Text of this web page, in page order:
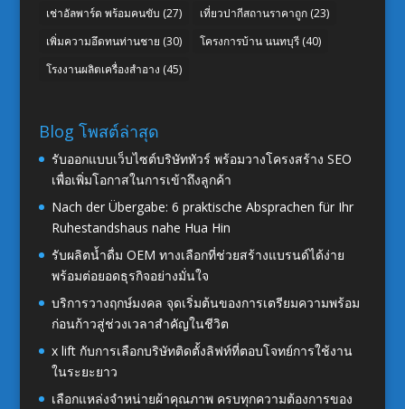
เช่าอัลพาร์ด พร้อมคนขับ (27) เที่ยวปากีสถานราคาถูก(23)
เพิ่มความอึดทนท่านชาย (30) โครงการบ้าน นนทบุรี(40)
โรงงานผลิตเครื่องสำอาง (45)
Blog โพสต์ล่าสุด
รับออกแบบเว็บไซต์บริษัททัวร์ พร้อมวางโครงสร้าง SEO
เพื่อเพิ่มโอกาสในการเข้าถึงลูกค้า
Nach der Übergabe: 6 praktische Absprachen für Ihr
Ruhestandshaus nahe Hua Hin
รับผลิตน้ำดื่ม OEM ทางเลือกที่ช่วยสร้างแบรนด์ได้ง่าย
พร้อมต่อยอดธุรกิจอย่างมั่นใจ
บริการวางฤกษ์มงคล จุดเริ่มต้นของการเตรียมความพร้อม
ก่อนก้าวสู่ช่วงเวลาสำคัญในชีวิต
x lift กับการเลือกบริษัทติดตั้งลิฟท์ที่ตอบโจทย์การใช้งาน
ในระยะยาว
เลือกแหล่งจำหน่ายผ้าคุณภาพ ครบทุกความต้องการของ